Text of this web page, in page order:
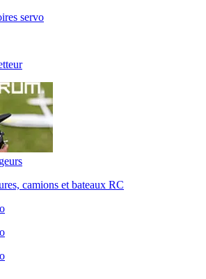
servo
camions et bateaux RC